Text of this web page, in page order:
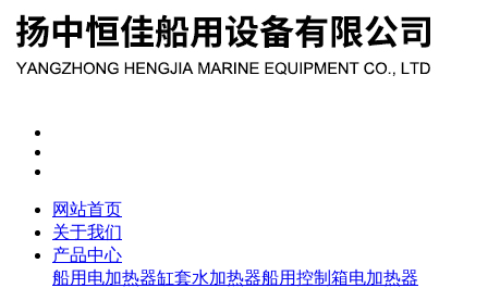
网站首页
关于我们
产品中心
船用电加热器缸套水加热器船用控制箱电加热器